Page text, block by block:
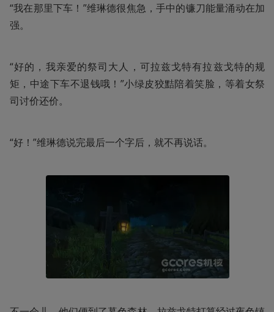
“我在那里下车！”维琳德很焦急，手中的镰刀能量涌动在加
强。
“好的，我亲爱的祭司大人，可拉兹戈特有拉兹戈特的规
矩，中途下车不退钱哦！”小绿皮狡黠陪着笑脸，等着女祭
司讨价还价。
“好！”维琳德说完最后一个字后，就不再说话。